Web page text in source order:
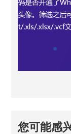
您可能感